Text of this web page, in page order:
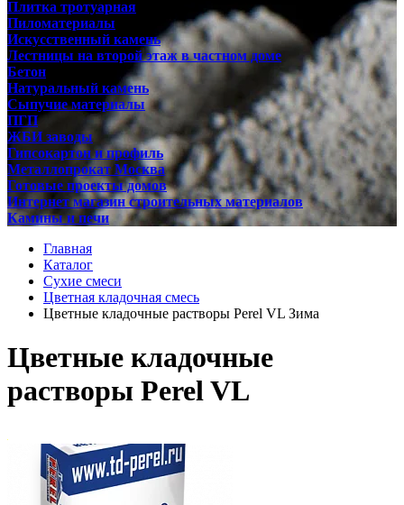
Плитка тротуарная
Пиломатериалы
Искусственный камень
Лестницы на второй этаж в частном доме
Бетон
Натуральный камень
Сыпучие материалы
ПГП
ЖБИ заводы
Гипсокартон и профиль
Металлопрокат Москва
Готовые проекты домов
Интернет магазин строительных материалов
Камины и печи
Главная
Каталог
Сухие смеси
Цветная кладочная смесь
Цветные кладочные растворы Perel VL Зима
Цветные кладочные
растворы Perel VL